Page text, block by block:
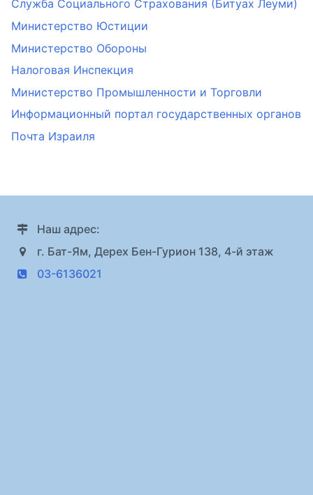
Служба Социального Страхования (Битуах Леуми)
Министерство Юстиции
Министерство Обороны
Налоговая Инспекция
Министерство Промышленности и Торговли
Информационный портал государственных органов
Почта Израиля
Наш адрес:
г. Бат-Ям, Дерех Бен-Гурион 138, 4-й этаж
03-6136021